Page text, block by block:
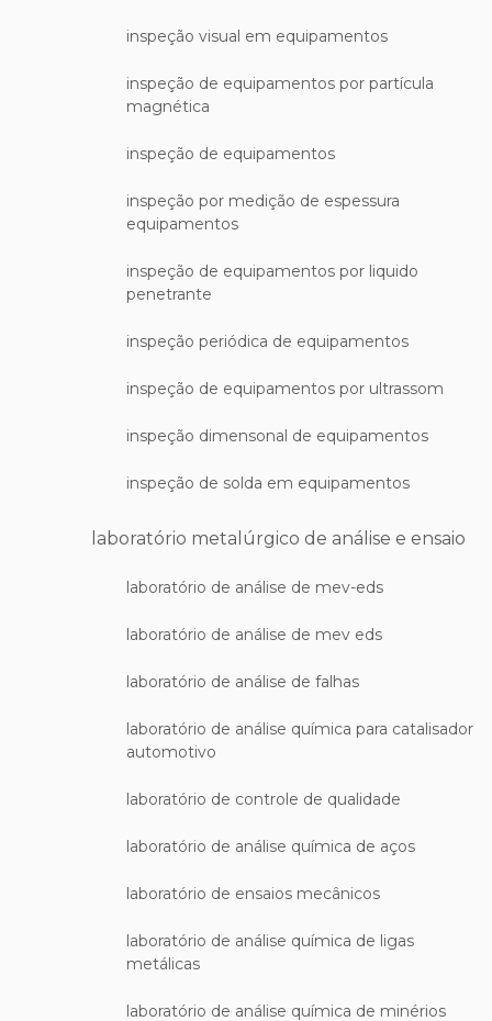
inspeção visual em equipamentos
inspeção de equipamentos por partícula
magnética
inspeção de equipamentos
inspeção por medição de espessura
equipamentos
inspeção de equipamentos por liquido
penetrante
inspeção periódica de equipamentos
inspeção de equipamentos por ultrassom
inspeção dimensonal de equipamentos
inspeção de solda em equipamentos
laboratório metalúrgico de análise e ensaio
laboratório de análise de mev-eds
laboratório de análise de mev eds
laboratório de análise de falhas
laboratório de análise química para catalisador
automotivo
laboratório de controle de qualidade
laboratório de análise química de aços
laboratório de ensaios mecânicos
laboratório de análise química de ligas
metálicas
laboratório de análise química de minérios